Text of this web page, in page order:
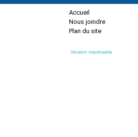
Accueil
Nous joindre
Plan du site
Version imprimable